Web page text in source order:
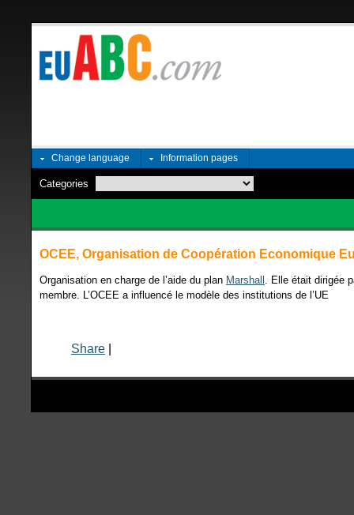
Change language Information pages
Categories
OCEE, Organisation de Coopération Economique
Organisation en charge de l’aide du plan Marshall . Elle était dirigée
membre. L’OCEE a influencé le modèle des institutions de l’UE
Share